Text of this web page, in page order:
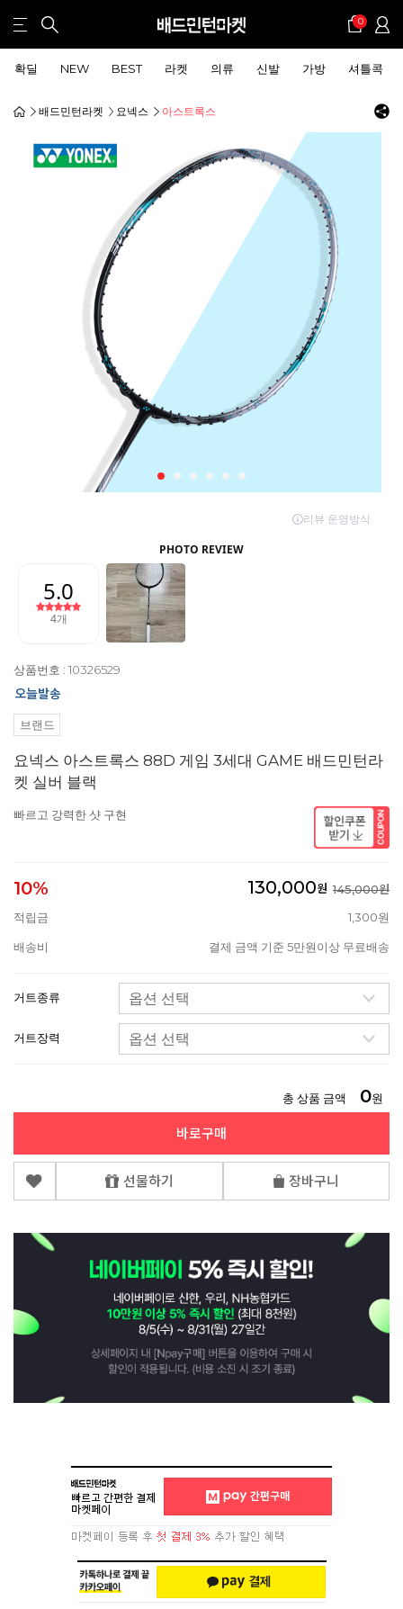
0
확딜 NEW BEST 라켓 의류 신발 가방 셔틀콕
배드민턴라켓 요넥스 아스트록스
상품번호 : 10326529
브랜드
요넥스 아스트록스 88D 게임 3세대 GAME 배드민턴라
켓 실버 블랙
빠르고 강력한 샷 구현
10% 130,000원 145,000원
적립금
1,300원
배송비 결제 금액 기준 5만원이상 무료배송
거트종류
거트장력
총 상품 금액 0원
바로구매
선물하기 장바구니